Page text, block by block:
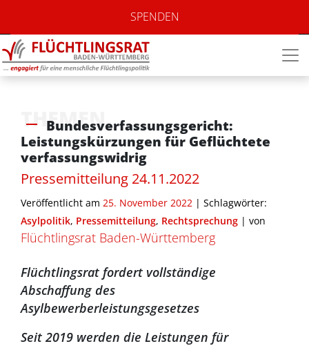
SPENDEN
THEMEN
Bundesverfassungsgericht:
Leistungskürzungen für Geflüchtete
verfassungswidrig
Pressemitteilung 24.11.2022
Veröffentlicht am 25. November 2022 | Schlagwörter:
Asylpolitik, Pressemitteilung, Rechtsprechung | von
Flüchtlingsrat Baden-Württemberg
Flüchtlingsrat fordert vollständige
Abschaffung des
Asylbewerberleistungsgesetzes
Seit 2019 werden die Leistungen für